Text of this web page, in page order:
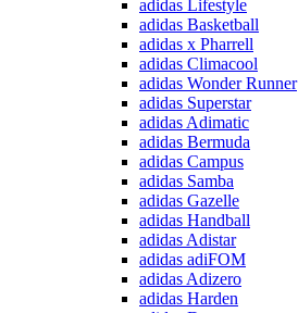
adidas Lifestyle
adidas Basketball
adidas x Pharrell
adidas Climacool
adidas Wonder Runner
adidas Superstar
adidas Adimatic
adidas Bermuda
adidas Campus
adidas Samba
adidas Gazelle
adidas Handball
adidas Adistar
adidas adiFOM
adidas Adizero
adidas Harden